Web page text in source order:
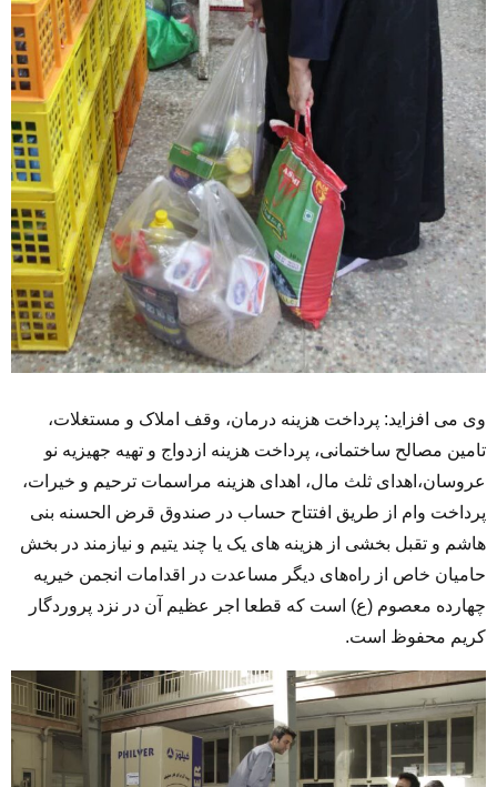
وی می افزاید: پرداخت هزینه درمان، وقف املاک و مستغلات،
تامین مصالح ساختمانی، پرداخت هزینه ازدواج و تهیه جهیزیه نو
عروسان،اهدای ثلث مال، اهدای هزینه مراسمات ترحیم و خیرات،
پرداخت وام از طریق افتتاح حساب در صندوق قرض الحسنه بنی
هاشم و تقبل بخشی از هزینه های یک یا چند یتیم و نیازمند در بخش
حامیان خاص از راه‌های دیگر مساعدت در اقدامات انجمن خیریه
چهارده معصوم (ع) است که قطعا اجر عظیم آن در نزد پروردگار
کریم محفوظ است.